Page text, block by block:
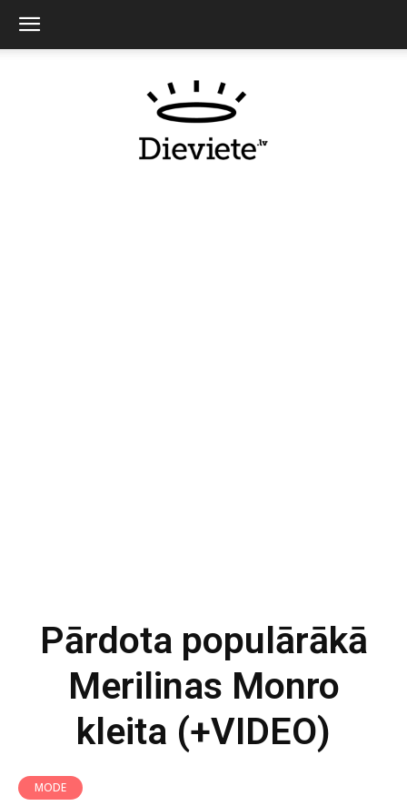
Pārdota populārākā
Merilinas Monro
kleita (+VIDEO)
MODE